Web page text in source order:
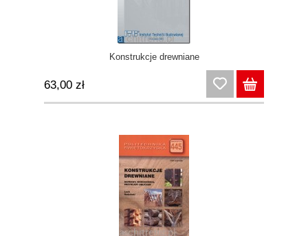
Konstrukcje drewniane
63,00 zł